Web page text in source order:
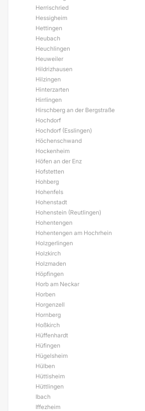
Herrischried
Hessigheim
Hettingen
Heubach
Heuchlingen
Heuweiler
Hildrizhausen
Hilzingen
Hinterzarten
Hirrlingen
Hirschberg an der Bergstraße
Hochdorf
Hochdorf (Esslingen)
Höchenschwand
Hockenheim
Höfen an der Enz
Hofstetten
Hohberg
Hohenfels
Hohenstadt
Hohenstein (Reutlingen)
Hohentengen
Hohentengen am Hochrhein
Holzgerlingen
Holzkirch
Holzmaden
Höpfingen
Horb am Neckar
Horben
Horgenzell
Hornberg
Hoßkirch
Hüffenhardt
Hüfingen
Hügelsheim
Hülben
Hüttisheim
Hüttlingen
Ibach
Iffezheim